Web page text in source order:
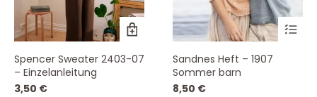
Spencer Sweater 2403-07
– Einzelanleitung
3,50 €
Sandnes Heft – 1907
Sommer barn
8,50 €